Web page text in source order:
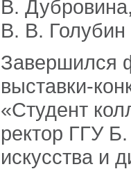
В.
В. В. Голубин
Завершился
выставки-
«Студент
ректор ГГУ
искусства и